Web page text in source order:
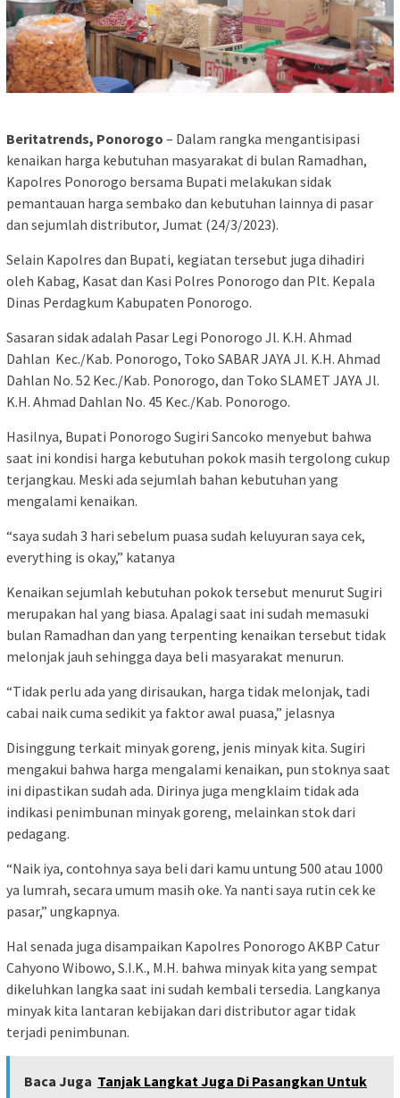
Beritatrends, Ponorogo – Dalam rangka mengantisipasi
kenaikan harga kebutuhan masyarakat di bulan Ramadhan,
Kapolres Ponorogo bersama Bupati melakukan sidak
pemantauan harga sembako dan kebutuhan lainnya di pasar
dan sejumlah distributor, Jumat (24/3/2023).
Selain Kapolres dan Bupati, kegiatan tersebut juga dihadiri
oleh Kabag, Kasat dan Kasi Polres Ponorogo dan Plt. Kepala
Dinas Perdagkum Kabupaten Ponorogo.
Sasaran sidak adalah Pasar Legi Ponorogo Jl. K.H. Ahmad
Dahlan Kec./Kab. Ponorogo, Toko SABAR JAYA Jl. K.H. Ahmad
Dahlan No. 52 Kec./Kab. Ponorogo, dan Toko SLAMET JAYA Jl.
K.H. Ahmad Dahlan No. 45 Kec./Kab. Ponorogo.
Hasilnya, Bupati Ponorogo Sugiri Sancoko menyebut bahwa
saat ini kondisi harga kebutuhan pokok masih tergolong cukup
terjangkau. Meski ada sejumlah bahan kebutuhan yang
mengalami kenaikan.
“saya sudah 3 hari sebelum puasa sudah keluyuran saya cek,
everything is okay,” katanya
Kenaikan sejumlah kebutuhan pokok tersebut menurut Sugiri
merupakan hal yang biasa. Apalagi saat ini sudah memasuki
bulan Ramadhan dan yang terpenting kenaikan tersebut tidak
melonjak jauh sehingga daya beli masyarakat menurun.
“Tidak perlu ada yang dirisaukan, harga tidak melonjak, tadi
cabai naik cuma sedikit ya faktor awal puasa,” jelasnya
Disinggung terkait minyak goreng, jenis minyak kita. Sugiri
mengakui bahwa harga mengalami kenaikan, pun stoknya saat
ini dipastikan sudah ada. Dirinya juga mengklaim tidak ada
indikasi penimbunan minyak goreng, melainkan stok dari
pedagang.
“Naik iya, contohnya saya beli dari kamu untung 500 atau 1000
ya lumrah, secara umum masih oke. Ya nanti saya rutin cek ke
pasar,” ungkapnya.
Hal senada juga disampaikan Kapolres Ponorogo AKBP Catur
Cahyono Wibowo, S.I.K., M.H. bahwa minyak kita yang sempat
dikeluhkan langka saat ini sudah kembali tersedia. Langkanya
minyak kita lantaran kebijakan dari distributor agar tidak
terjadi penimbunan.
Baca Juga Tanjak Langkat Juga Di Pasangkan Untuk